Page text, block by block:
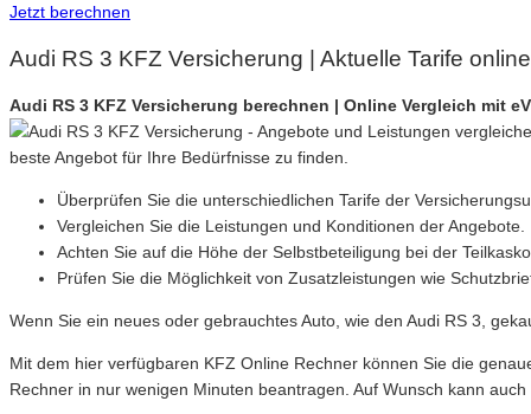
Jetzt berechnen
Audi RS 3 KFZ Versicherung | Aktuelle Tarife
Audi RS 3 KFZ Versicherung berechnen | Online Vergleich mit
beste Angebot für Ihre Bedürfnisse zu finden.
Überprüfen Sie die unterschiedlichen Tarife der
Vergleichen Sie die Leistungen und Konditionen der Angebote.
Achten Sie auf die Höhe der Selbstbeteiligung bei der
Prüfen Sie die Möglichkeit von Zusatzleistungen wie
Wenn Sie ein neues oder gebrauchtes Auto, wie den Audi RS 3,
Mit dem hier verfügbaren KFZ Online Rechner können Sie die
Rechner in nur wenigen Minuten beantragen. Auf Wunsch kann